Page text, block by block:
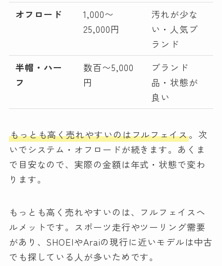
オフロード
1,000〜
25,000円
汚れが少な
い・人気ブ
ランド
半帽・ハー
フ
数百〜5,000
円
ブランド
品・状態が
良い
もっとも高く売れやすいのはフルフェイス。次
いでシステム・オフロードが続きます。あくま
で目安なので、実際の金額は年式・状態で変わ
ります。
もっとも高く売れやすいのは、フルフェイスヘ
ルメットです。スポーツ走行やツーリング需要
があり、SHOEIやAraiの現行に近いモデルは中古
でも探している人が多いためです。